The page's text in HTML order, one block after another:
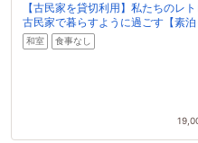
【古民家を貸切利用】私たちのレ
古民家で暮らすように過ごす【素泊
和室 食事なし